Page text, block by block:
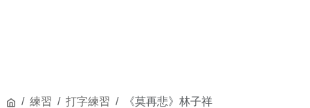
練習 打字練習 《莫再悲》林子祥